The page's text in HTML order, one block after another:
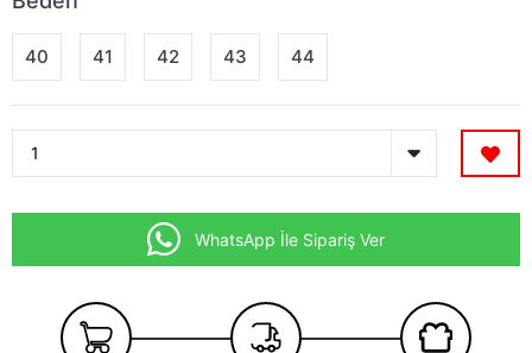
40 41 42 43 44
WhatsApp İle Sipariş Ver